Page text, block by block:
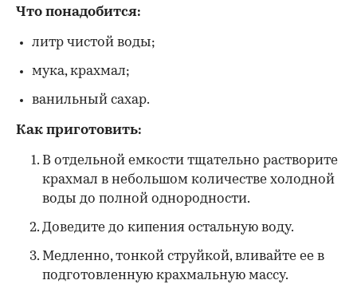
Что понадобится:
литр чистой воды;
мука, крахмал;
ванильный сахар.
Как приготовить:
В отдельной емкости тщательно растворите
крахмал в небольшом количестве холодной
воды до полной однородности.
Доведите до кипения остальную воду.
Медленно, тонкой струйкой, вливайте ее в
подготовленную крахмальную массу.